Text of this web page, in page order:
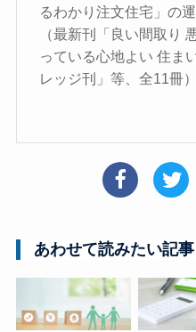
るわかり注文住宅」の
（最新刊「良い間取り
っている心地よい 住ま
レッジ刊」等、全11冊
あわせて読みたい記事